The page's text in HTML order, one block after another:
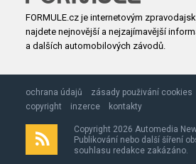
FORMULE.cz je internetovým
najdete nejnovější a nejzajímavější
a dalších automobilových závodů.
ochrana údajů zásady použivání cookies
copyright
inzerce kontakty
Copyright 2026 Automedia
Publikování nebo další šíření
souhlasu redakce zakázáno.